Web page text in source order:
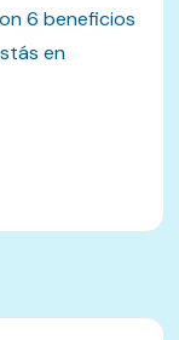
6 beneficios
en